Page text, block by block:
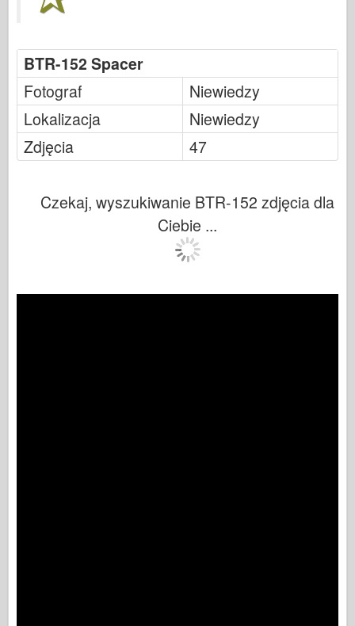
Tamiya
Trębacz
Zvezda
Albumy-Zdjęcia
Spacer
Książki
BTR-152 Spacer
Fotograf
Niewiedzy
Lokalizacja
Niewiedzy
Zdjęcia
47
Czekaj, wyszukiwanie BTR-152 zdjęcia dla
Ciebie ...